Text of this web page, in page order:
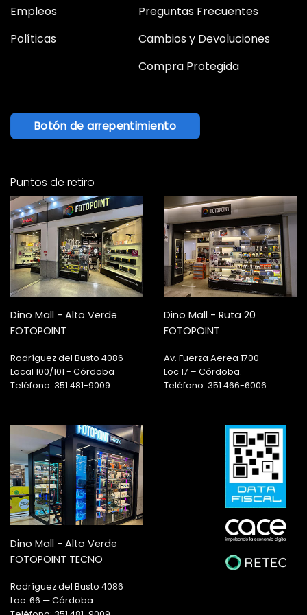
Empleos
Políticas
Preguntas Frecuentes
Cambios y Devoluciones
Compra Protegida
Botón de arrepentimiento
Puntos de retiro
Dino Mall - Alto Verde
FOTOPOINT
Rodríguez del Busto 4086
Local 100/101 - Córdoba
Teléfono: 351 481-9009
Dino Mall - Ruta 20
FOTOPOINT
Av. Fuerza Aerea 1700
Loc 17 – Córdoba.
Teléfono: 351 466-6006
Dino Mall - Alto Verde
FOTOPOINT TECNO
Rodríguez del Busto 4086
Loc. 66 — Córdoba.